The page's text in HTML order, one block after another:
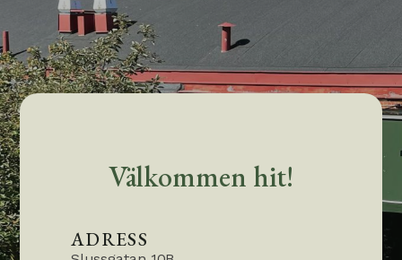
Välkommen hit!
ADRESS